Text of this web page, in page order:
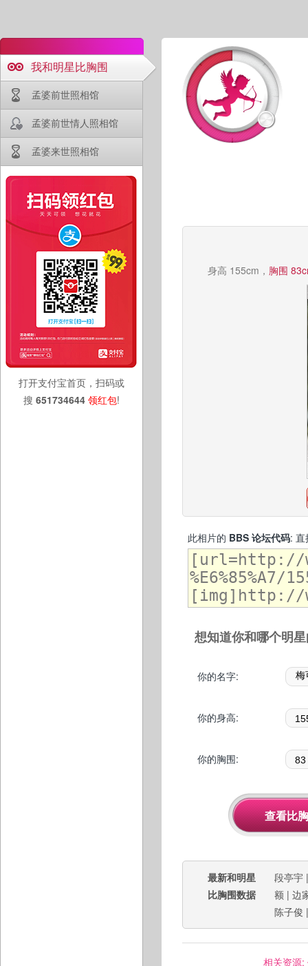
我和明星比胸围
孟婆前世照相馆
孟婆前世情人照相馆
孟婆来世照相馆
打开支付宝首页，扫码或
搜 651734644 领红包!
身高 155cm， 胸围
此相片的 BBS 论坛代码: 直
想知道你和哪个明
你的名字:
你的身高:
你的胸围:
最新和明星
比胸围数据
段亭宇
额 | 边
陈子俊
相关资源: